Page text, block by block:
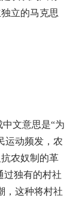
立的马克思
中文意思是“为
运动频发，农
农奴制的革
过独有的村社
，这种将村社